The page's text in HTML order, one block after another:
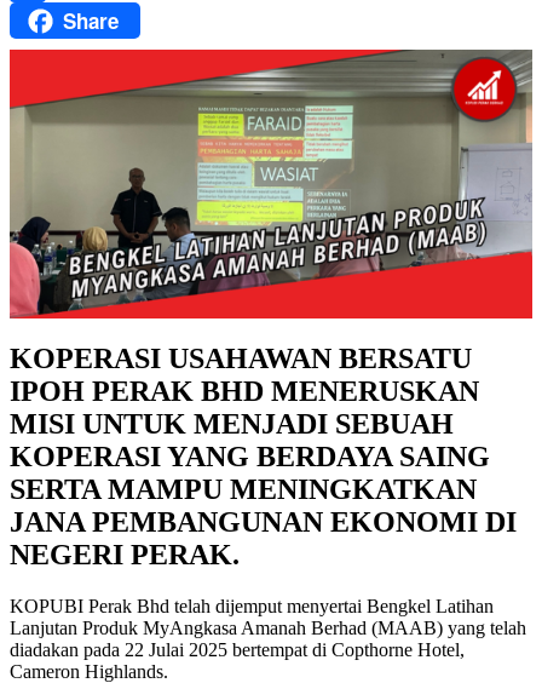
FacebookShare
KOPERASI USAHAWAN BERSATU
IPOH PERAK BHD MENERUSKAN
MISI UNTUK MENJADI SEBUAH
KOPERASI YANG BERDAYA SAING
SERTA MAMPU MENINGKATKAN
JANA PEMBANGUNAN EKONOMI DI
NEGERI PERAK.
KOPUBI Perak Bhd telah dijemput menyertai Bengkel Latihan
Lanjutan Produk MyAngkasa Amanah Berhad (MAAB) yang telah
diadakan pada 22 Julai 2025 bertempat di Copthorne Hotel,
Cameron Highlands.